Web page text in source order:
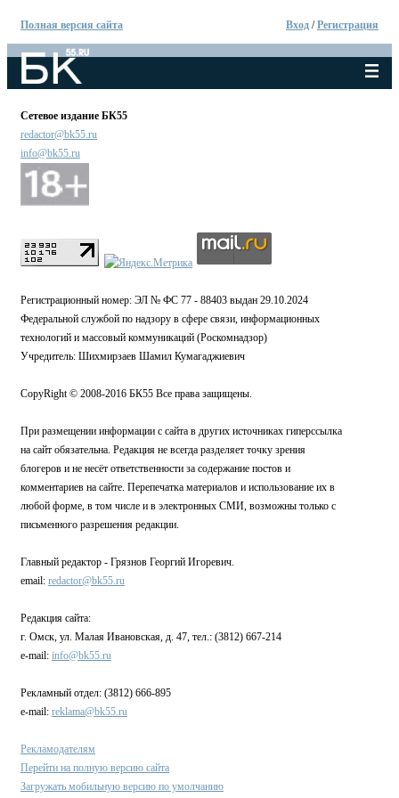
Полная версия сайта Вход /Регистрация
Сетевое издание БК55
redactor@bk55.ru
info@bk55.ru
Регистрационный номер: ЭЛ № ФС 77 - 88403 выдан 29.10.2024
Федеральной службой по надзору в сфере связи, информационных
технологий и массовый коммуникаций (Роскомнадзор)
Учредитель: Шихмирзаев Шамил Кумагаджиевич
CopyRight © 2008-2016 БК55 Все права защищены.
При размещении информации с сайта в других источниках гиперссылка
на сайт обязательна. Редакция не всегда разделяет точку зрения
блогеров и не несёт ответственности за содержание постов и
комментариев на сайте. Перепечатка материалов и использование их в
любой форме, в том числе и в электронных СМИ, возможны только с
письменного разрешения редакции.
Главный редактор - Грязнов Георгий Игоревич.
email: redactor@bk55.ru
Редакция сайта:
г. Омск, ул. Малая Ивановская, д. 47, тел.: (3812) 667-214
e-mail: info@bk55.ru
Рекламный отдел: (3812) 666-895
e-mail: reklama@bk55.ru
Рекламодателям
Перейти на полную версию сайта
Загружать мобильную версию по умолчанию